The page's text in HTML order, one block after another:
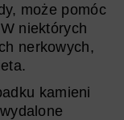
może pomóc
niektórych
nerkowych,
kamieni